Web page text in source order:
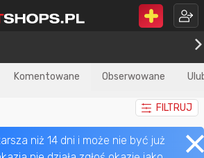
Komentowane Obserwowane
FILTRUJ